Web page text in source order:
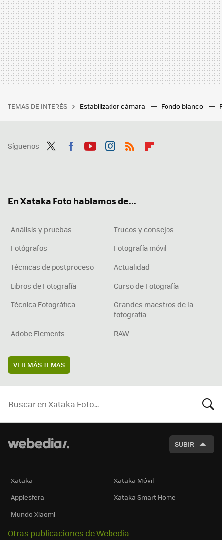
TEMAS DE INTERÉS Estabilizador cámara Fondo blanco
Síguenos
En Xataka Foto hablamos de...
Análisis y pruebas
Trucos y consejos
Fotógrafos
Fotografía móvil
Técnicas de postproceso
Actualidad
Libros de Fotografía
Curso de Fotografía
Técnica Fotográfica
Grandes maestros de la
fotografía
Adobe Elements
RAW
VER MÁS TEMAS
SUBIR
Xataka
Xataka Móvil
Applesfera
Xataka Smart Home
Mundo Xiaomi
Otras publicaciones de Webedia